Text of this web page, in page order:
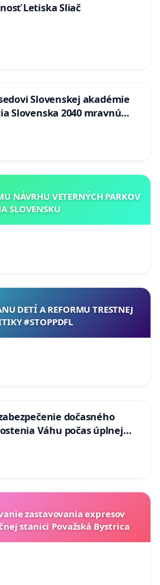
Letiska Sliač
Slovenskej akadémie
Slovenska 2040 mravnú
NÁVRHU VETERNÝCH PARKOV
SLOVENSKU
DETÍ A REFORMU TRESTNEJ
#STOPPDFL
dočasného
Váhu počas úplnej
v Komárne
zastavovania expresov
stanici Považská Bystrica